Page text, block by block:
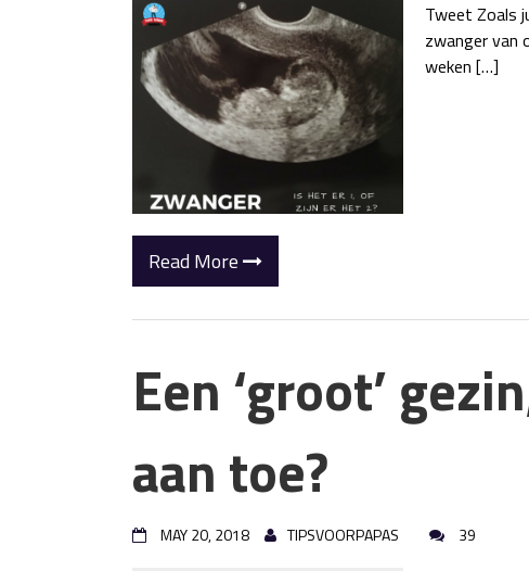
Tweet Zoals
zwanger van
weken […]
Read More
Een ‘groot’
aan toe?
MAY 20, 2018 TIPSVOORPAPAS 39